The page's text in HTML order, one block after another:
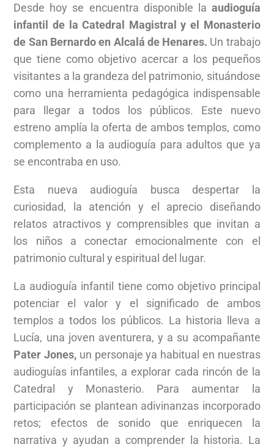
Desde hoy se encuentra disponible la audioguía
infantil de la Catedral Magistral y el Monasterio
de San Bernardo en Alcalá de Henares. Un trabajo
que tiene como objetivo acercar a los pequeños
visitantes a la grandeza del patrimonio, situándose
como una herramienta pedagógica indispensable
para llegar a todos los públicos. Este nuevo
estreno amplía la oferta de ambos templos, como
complemento a la audioguía para adultos que ya
se encontraba en uso.
Esta nueva audioguía busca despertar la
curiosidad, la atención y el aprecio diseñando
relatos atractivos y comprensibles que invitan a
los niños a conectar emocionalmente con el
patrimonio cultural y espiritual del lugar.
La audioguía infantil tiene como objetivo principal
potenciar el valor y el significado de ambos
templos a todos los públicos. La historia lleva a
Lucía, una joven aventurera, y a su acompañante
Pater Jones, un personaje ya habitual en nuestras
audioguías infantiles, a explorar cada rincón de la
Catedral y Monasterio. Para aumentar la
participación se plantean adivinanzas incorporado
retos; efectos de sonido que enriquecen la
narrativa y ayudan a comprender la historia. La